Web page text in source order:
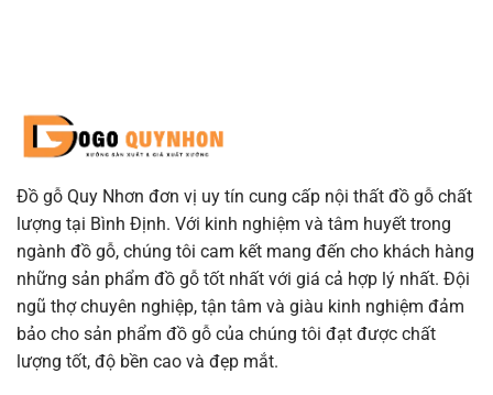
Đồ gỗ Quy Nhơn đơn vị uy tín cung cấp nội thất đồ gỗ chất
lượng tại Bình Định. Với kinh nghiệm và tâm huyết trong
ngành đồ gỗ, chúng tôi cam kết mang đến cho khách hàng
những sản phẩm đồ gỗ tốt nhất với giá cả hợp lý nhất. Đội
ngũ thợ chuyên nghiệp, tận tâm và giàu kinh nghiệm đảm
bảo cho sản phẩm đồ gỗ của chúng tôi đạt được chất
lượng tốt, độ bền cao và đẹp mắt.